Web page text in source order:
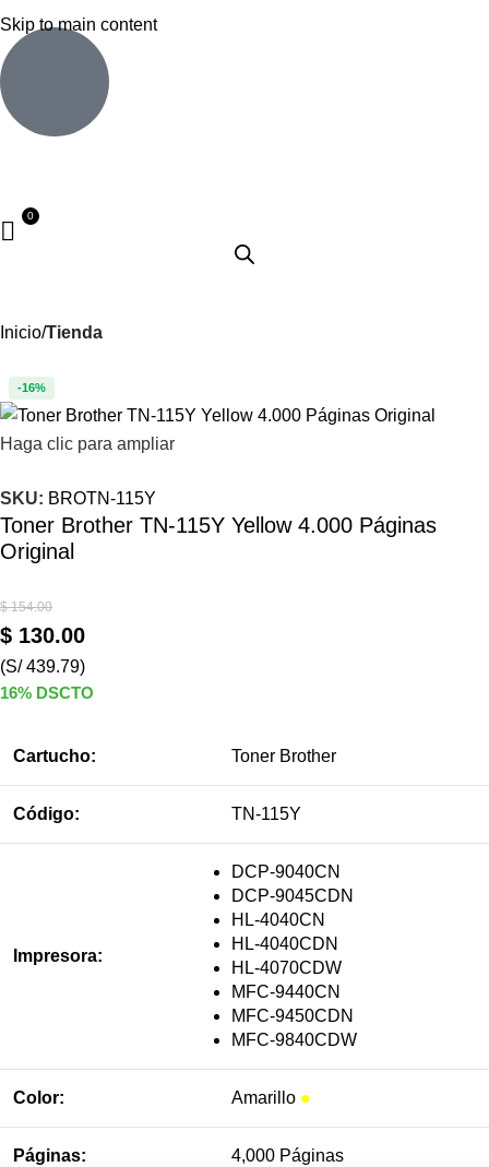
Skip to main content
Inicio Tienda
-16%
Haga clic para ampliar
SKU: BROTN-115Y
Toner Brother TN-115Y Yellow 4.000 Páginas
Original
$154.00
$ 130.00
(S/ 439.79)
16% DSCTO
Cartucho: Toner Brother
Código: TN-115Y
Impresora:
DCP-9040CN
DCP-9045CDN
HL-4040CN
HL-4040CDN
HL-4070CDW
MFC-9440CN
MFC-9450CDN
MFC-9840CDW
Color: Amarillo ●
Páginas: 4,000 Páginas